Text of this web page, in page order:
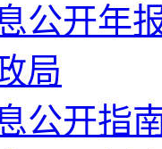
公开年
局
公开指